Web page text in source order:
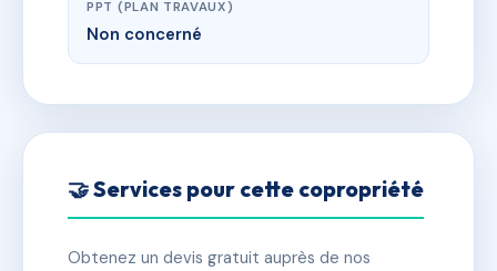
PPT (PLAN TRAVAUX)
Non concerné
🤝 Services pour cette copropriété
Obtenez un devis gratuit auprès de nos